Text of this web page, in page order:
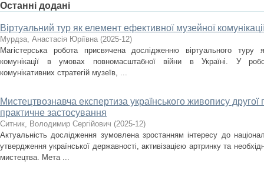
Останні додані
Віртуальний тур як елемент ефективної музейної
Мурдза, Анастасія Юріївна (2025-12)
Магістерська робота присвячена дослідженню віртуального туру
комунікації в умовах повномасштабної війни в Україні. У
комунікативних стратегій музеїв, ...
Мистецтвознавча експертиза українського живопису другої
практичне застосування
Ситник, Володимир Сергійович (2025-12)
Актуальність дослідження зумовлена зростанням інтересу до
утвердження української державності, активізацією артринку та
мистецтва. Мета ...